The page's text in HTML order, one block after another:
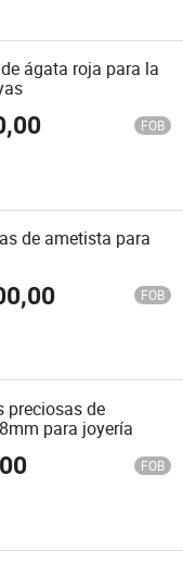
ágata roja para la
FOB
de ametista para
FOB
preciosas de
para joyería
FOB